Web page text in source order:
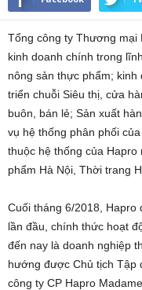
Tổng công ty Thương mại
kinh doanh chính trong
nông sản thực phẩm;
triển chuỗi Siêu thị, cửa
buôn, bán lẻ; Sản xuất
vụ hệ thống phân phối
thuộc hệ thống của
phẩm Hà Nội, Thời trang
Cuối tháng 6/2018,
lần đầu, chính thức hoạt
đến nay là doanh nghiệp
hướng được Chủ tịch Tập
công ty CP Hapro